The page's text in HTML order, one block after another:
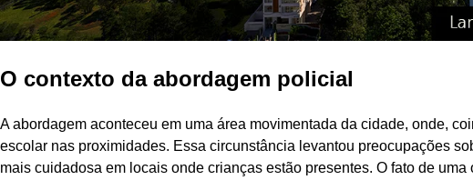
O contexto da abordagem policial
A abordagem aconteceu em uma área movimentada da cidade, onde,
escolar nas proximidades. Essa circunstância levantou preocupações
mais cuidadosa em locais onde crianças estão presentes. O fato de